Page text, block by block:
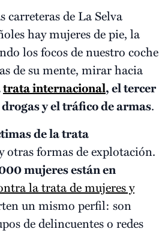
carreteras de La Selva
hay mujeres de pie, la
los focos de nuestro coche
de su mente, mirar hacia
trata internacional, el tercer
y el tráfico de armas.
de la trata
otras formas de explotación.
mujeres están en
la trata de mujeres y
un mismo perfil: son
de delincuentes o redes